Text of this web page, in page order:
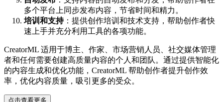
多个平台上同步发布内容，节省时间和精力。
培训和支持：提供创作培训和技术支持，帮助创作者快
速上手并充分利用工具的各项功能。
CreatorML 适用于博主、作家、市场营销人员、社交媒体管理
者和任何需要创建高质量内容的个人和团队。通过提供智能化
的内容生成和优化功能，CreatorML 帮助创作者提升创作效
率，优化内容质量，吸引更多的受众。
点击查看更多